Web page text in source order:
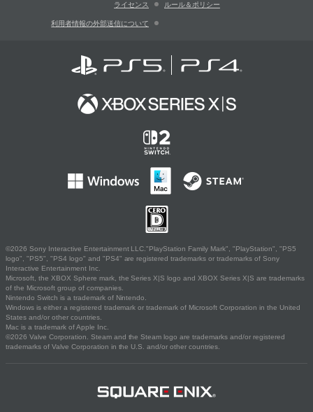
ライセンス ルール＆ポリシー
利用者情報の外部送信について
©2026 Sony Interactive Entertainment LLC."PlayStation Family Mark", "PlayStation", "PS5
logo", "PS5", "PS4 logo" and "PS4" are registered trademarks or trademarks of Sony
Interactive Entertainment Inc.
Microsoft, the XBOX Sphere mark, the Series X|S logo and XBOX Series X|S are trademarks
of the Microsoft group of companies.
Nintendo Switch is a trademark of Nintendo.
Windows is either a registered trademark or trademark of Microsoft Corporation in the United
States and/or other countries.
Mac is a trademark of Apple Inc.
©2026 Valve Corporation. Steam and the Steam logo are trademarks and/or registered
trademarks of Valve Corporation in the U.S. and/or other countries.